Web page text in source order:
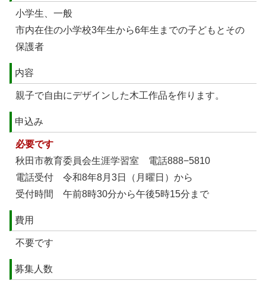
小学生、一般
市内在住の小学校3年生から6年生までの子どもとその
保護者
内容
親子で自由にデザインした木工作品を作ります。
申込み
必要です
秋田市教育委員会生涯学習室 電話888−5810
電話受付 令和8年8月3日（月曜日）から
受付時間 午前8時30分から午後5時15分まで
費用
不要です
募集人数